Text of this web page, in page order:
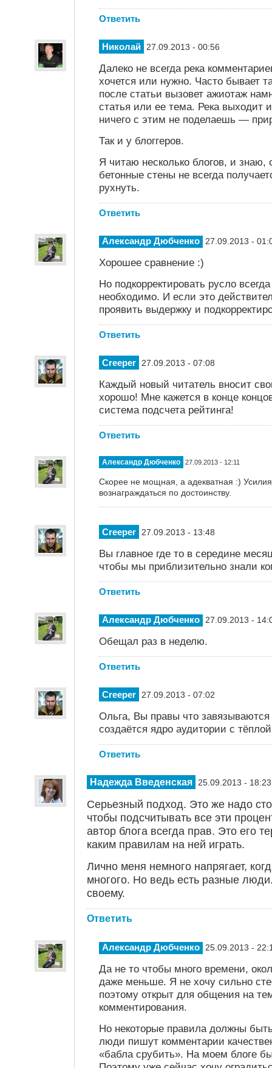
Ответить
Николай 27.09.2013 - 00:56
Далеко не всегда река
хочется или нужно. Часто бывает
после статьи вызовет ажиотаж
статья или ее тема. Река выходит
ничего с этим не поделаешь —
Так и у блоггеров.
Я читаю несколько блогов, и знаю,
бетонные стены не всегда
рухнуть.
Ответить
Александр Дюбченко 27.09.2013 -
Хорошее сравнение :)
Но подкорректировать русло
необходимо. И если это
проявить выдержку и
Ответить
Creeper 27.09.2013 - 07:08
Каждый новый читатель вносит
хорошо! Мне кажется в конце
система подсчета рейтинга!
Ответить
Александр Дюбченко 27.09.2013 - 12:11
Скорее не мощная, а адекватная :)
вознаграждаться по достоинству.
Creeper 27.09.2013 - 13:48
Вы главное где то в середине
чтобы мы приблизительно знали
Ответить
Александр Дюбченко 27.09.2013 -
Обещал раз в неделю.
Ответить
Creeper 27.09.2013 - 07:02
Ольга, Вы правы что
создаётся ядро аудитории с
Ответить
Надежда Введенская 25.09.2013 - 18:23
Серьезный подход. Это же надо
чтобы подсчитывать все эти
автор блога всегда прав. Это его
каким правилам на ней играть.
Лично меня немного напрягает,
многого. Но ведь есть разные
своему.
Ответить
Александр Дюбченко 25.09.2013 -
Да не то чтобы много времени,
даже меньше. Я не хочу сильно
поэтому открыт для общения на
комментирования.
Но некоторые правила должны
люди пишут комментарии
«бабла срубить». На моем блоге